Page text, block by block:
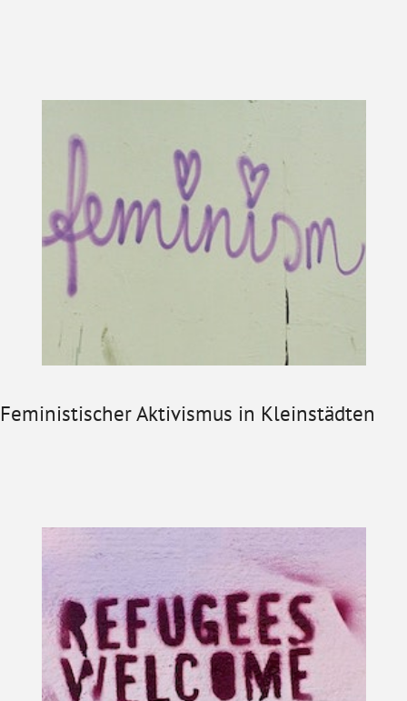
Feministischer Aktivismus in Kleinstädten